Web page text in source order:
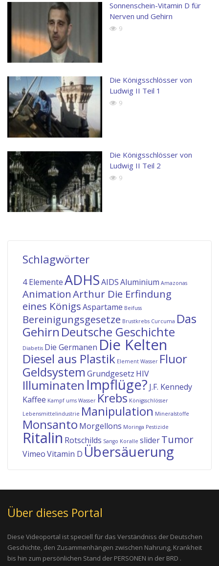
Sonnenschein-Vitamin D für
Nerven und Gehirn
9
Die Königsschlösser von
Ludwig II Teil 1
9
Die Königsschlösser von
Ludwig II Teil 2
9
Schlagwörter
4 ElementeADHSAIDSAluminium Amazonas
AnimationArthur Die Erfindung
eines KönigsAspartame Beifuss
Bereinigungsgesetze Brustkrebs Curcuma Das
Gehirn Deutsche Geschichte
Diabetis Die Germanen Die Kelten
Diesel aus Plastik Element Wasser Fluor
Geldsystem Grundgesetz HIV
Illuminaten Impflüge? J.F. Kennedy
Kaffee Kampf ums Wasser Krebs Königsschlösser
Lebensmittelindustrie Manipulation Mineralstoffe
Monsanto Morgellons Moringa Pestizide
Ritalin Rotschilds Sango Koralle sliderTumor
VimeoVitamin D Übersäuerung
Über dieses Portal
Diese Videoportal ist speciell für das Verständniss der Deutschen
Geschichte, den Zusammenhängen zwischen Nahrung, Krankheit
bis hin zum persönlichen Stand der PERSONEN in der BRD .